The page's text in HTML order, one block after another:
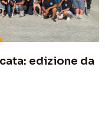
edizione da